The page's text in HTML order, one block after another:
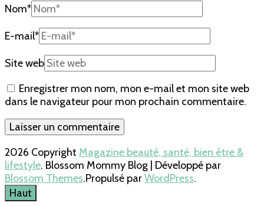
Nom*
E-mail*
Site web
Enregistrer mon nom, mon e-mail et mon site web
dans le navigateur pour mon prochain commentaire.
2026 Copyright Magazine beauté, santé, bien être &
lifestyle. Blossom Mommy Blog | Développé par
Blossom Themes.Propulsé parWordPress.
Haut